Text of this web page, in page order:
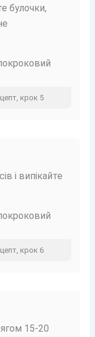
булочки,
крок 5
і випікайте
крок 6
15-20